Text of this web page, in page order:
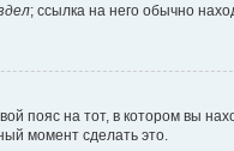
; ссылка на него обычно
пояс на тот, в котором вы
момент сделать это.